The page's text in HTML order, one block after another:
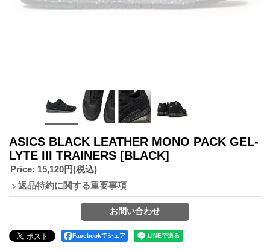
ASICS BLACK LEATHER MONO PACK GEL-
LYTE III TRAINERS [BLACK]
Price: 15,120円(税込)
返品特約に関する重要事項
Facebookでシェア